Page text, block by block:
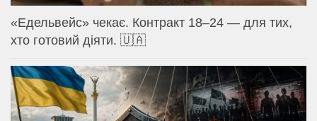
«Едельвейс» чекає. Контракт 18–24 — для тих,
хто готовий діяти. 🇺🇦